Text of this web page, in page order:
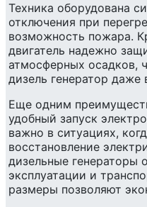
Техника оборудована
отключения при
возможность пожара.
двигатель надежно
атмосферных осадков,
дизель генератор даже
Еще одним
удобный запуск
важно в ситуациях,
восстановление
дизельные генераторы
эксплуатации и
размеры позволяют